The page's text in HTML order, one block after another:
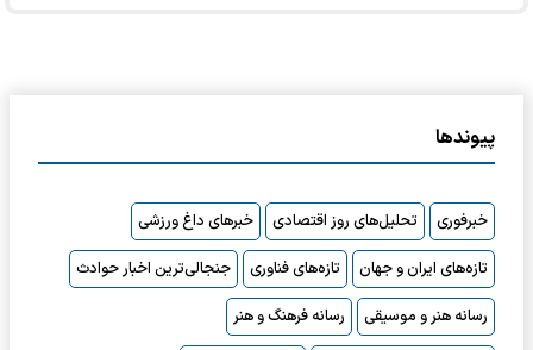
پیوندها
خبرفوری تحلیل‌های روز اقتصادی
خبرهای داغ ورزشی
تازه‌های ایران و جهان
تازه‌های فناوری
جنجالی‌ترین اخبار حوادث
رسانه هنر و موسیقی
رسانه فرهنگ و هنر